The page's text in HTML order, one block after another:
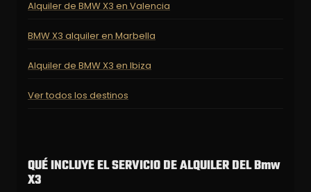
Alquiler de BMW X3 en Valencia
BMW X3 alquiler en Marbella
Alquiler de BMW X3 en Ibiza
Ver todos los destinos
QUÉ INCLUYE EL SERVICIO DE ALQUILER DEL Bmw
X3